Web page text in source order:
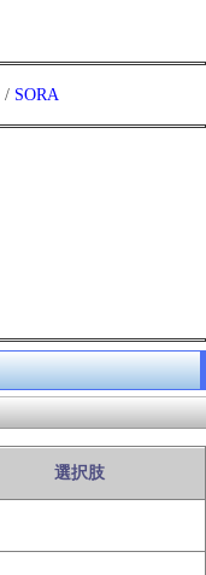
/ SORA
選択肢